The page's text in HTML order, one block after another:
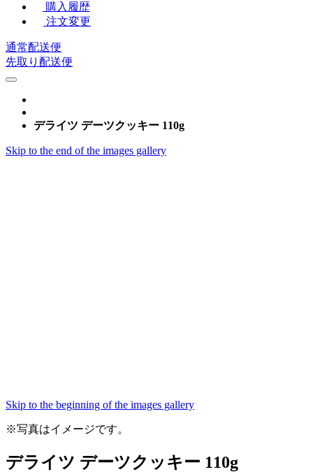
購入履歴
注文変更
通常配送便
先取り配送便
デライツ デーツクッキー 110g
Skip to the end of the images gallery
Skip to the beginning of the images gallery
※写真はイメージです。
デライツ デーツクッキー 110g